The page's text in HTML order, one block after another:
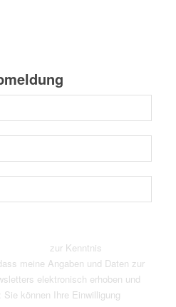
zur Kenntnis
meine Angaben und Daten zur
elektronisch erhoben und
können Ihre Einwilligung